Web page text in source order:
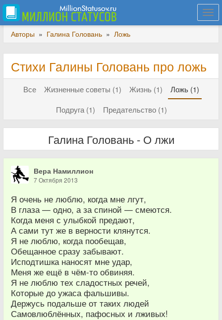
Авторы » Галина Головань » Ложь
Стихи Галины Головань про ложь
Все Жизненные советы (1) Жизнь (1)
Ложь (1)
Подруга (1)
Предательство (1)
Галина Головань - О лжи
Вера Намиллион
7 Октября 2013
Я очень не люблю, когда мне лгут,
В глаза — одно, а за спиной — смеются.
Когда меня с улыбкой предают,
А сами тут же в верности клянутся.
Я не люблю, когда пообещав,
Обещанное сразу забывают.
Исподтишка наносят мне удар,
Меня же ещё в чём-то обвиняя.
Я не люблю тех сладостных речей,
Которые до ужаса фальшивы.
Держусь подальше от таких людей
Самовлюблённых, пафосных и лживых!